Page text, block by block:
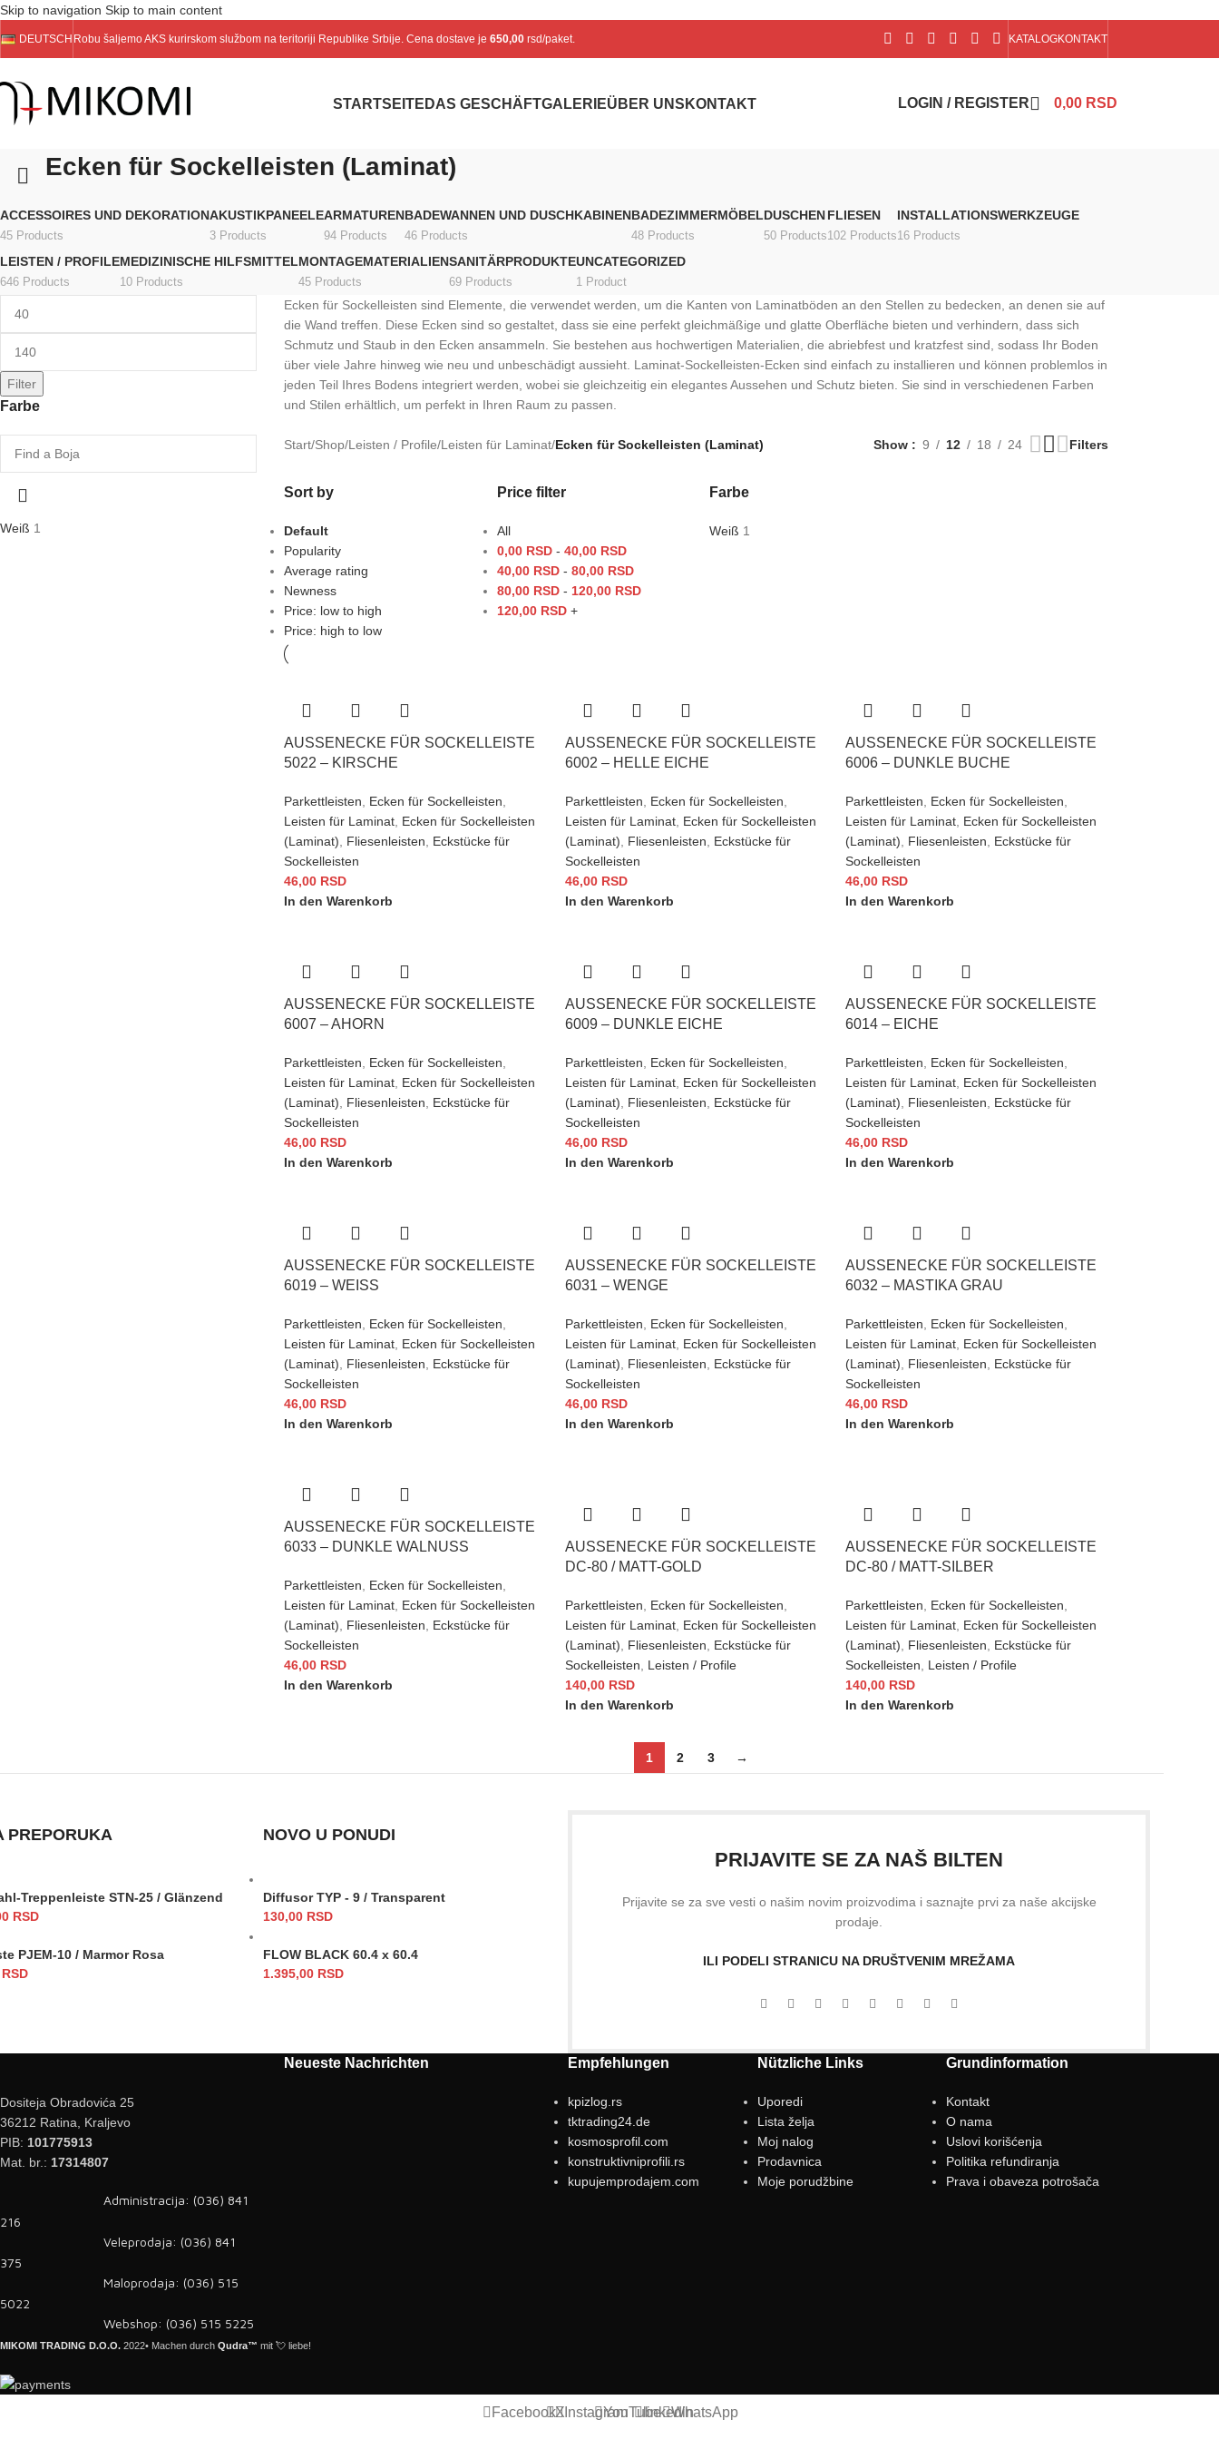
Skip to navigation Skip to main content
DEUTSCH Robu šaljemoAKSkurirskom službom na teritoriji Republike Srbije. Cena dostave je 650,00rsd/paket. KATALOGKONTAKT
STARTSEITE DAS GESCHÄFTGALERIEÜBER UNS KONTAKT LOGIN / REGISTER 0,00 RSD
Ecken für Sockelleisten (Laminat)
ACCESSOIRES UND DEKORATION
45 Products
AKUSTIKPANEELE
3 Products
ARMATUREN
94 Products
BADEWANNEN UND DUSCHKABINEN
46 Products
BADEZIMMERMÖBEL
48 Products
DUSCHEN
50 Products
FLIESEN
102 Products
INSTALLATIONSWERKZEUGE
16 Products
LEISTEN / PROFILE
646 Products
MEDIZINISCHE HILFSMITTEL
10 Products
MONTAGEMATERIALIEN
45 Products
SANITÄRPRODUKTE
69 Products
UNCATEGORIZED
1 Product
Filter
Farbe
Weiß 1
Ecken für Sockelleisten sind Elemente, die verwendet werden, um die Kanten von Laminatböden an den Stellen zu bedecken, an denen sie auf
die Wand treffen. Diese Ecken sind so gestaltet, dass sie eine perfekt gleichmäßige und glatte Oberfläche bieten und verhindern, dass sich
Schmutz und Staub in den Ecken ansammeln. Sie bestehen aus hochwertigen Materialien, die abriebfest und kratzfest sind, sodass Ihr Boden
über viele Jahre hinweg wie neu und unbeschädigt aussieht. Laminat-Sockelleisten-Ecken sind einfach zu installieren und können problemlos in
jeden Teil Ihres Bodens integriert werden, wobei sie gleichzeitig ein elegantes Aussehen und Schutz bieten. Sie sind in verschiedenen Farben
und Stilen erhältlich, um perfekt in Ihren Raum zu passen.
Start/Shop/Leisten / Profile/Leisten für Laminat/Ecken für Sockelleisten (Laminat) Show 9 12 18 24 Filters
Sort by
Default
Popularity
Average rating
Newness
Price: low to high
Price: high to low
Price filter
All
0,00 RSD- 40,00 RSD
40,00 RSD- 80,00 RSD
80,00 RSD- 120,00 RSD
120,00 RSD+
Farbe
Weiß 1
AUSSENECKE FÜR SOCKELLEISTE 5
022 – KIRSCHE
Parkettleisten Ecken für Sockelleisten
Leisten für Laminat, Ecken für Sockelleisten
(Laminat)
Fliesenleisten
Eckstücke für
Sockelleisten
46,00 RSD
In den Warenkorb
AUSSENECKE FÜR SOCKELLEISTE 6
002 – HELLE EICHE
Parkettleisten Ecken für Sockelleisten
Leisten für Laminat, Ecken für Sockelleisten
(Laminat)
Fliesenleisten
Eckstücke für
Sockelleisten
46,00 RSD
In den Warenkorb
AUSSENECKE FÜR SOCKELLEISTE 6
006 – DUNKLE BUCHE
Parkettleisten Ecken für Sockelleisten
Leisten für Laminat Ecken für Sockelleisten
(Laminat)
Fliesenleisten
Eckstücke für
Sockelleisten
46,00 RSD
In den Warenkorb
AUSSENECKE FÜR SOCKELLEISTE 6
007 – AHORN
Parkettleisten Ecken für Sockelleisten
Leisten für Laminat, Ecken für Sockelleisten
(Laminat)
Fliesenleisten
Eckstücke für
Sockelleisten
46,00 RSD
In den Warenkorb
AUSSENECKE FÜR SOCKELLEISTE 6
009 – DUNKLE EICHE
Parkettleisten Ecken für Sockelleisten
Leisten für Laminat, Ecken für Sockelleisten
(Laminat)
Fliesenleisten
Eckstücke für
Sockelleisten
46,00 RSD
In den Warenkorb
AUSSENECKE FÜR SOCKELLEISTE 6
014 – EICHE
Parkettleisten Ecken für Sockelleisten
Leisten für Laminat Ecken für Sockelleisten
(Laminat)
Fliesenleisten
Eckstücke für
Sockelleisten
46,00 RSD
In den Warenkorb
AUSSENECKE FÜR SOCKELLEISTE 6
019 – WEISS
Parkettleisten Ecken für Sockelleisten
Leisten für Laminat, Ecken für Sockelleisten
(Laminat)
Fliesenleisten
Eckstücke für
Sockelleisten
46,00 RSD
In den Warenkorb
AUSSENECKE FÜR SOCKELLEISTE 6
031 – WENGE
Parkettleisten Ecken für Sockelleisten
Leisten für Laminat, Ecken für Sockelleisten
(Laminat)
Fliesenleisten
Eckstücke für
Sockelleisten
46,00 RSD
In den Warenkorb
AUSSENECKE FÜR SOCKELLEISTE 6
032 – MASTIKA GRAU
Parkettleisten Ecken für Sockelleisten
Leisten für Laminat Ecken für Sockelleisten
(Laminat)
Fliesenleisten
Eckstücke für
Sockelleisten
46,00 RSD
In den Warenkorb
AUSSENECKE FÜR SOCKELLEISTE 6
033 – DUNKLE WALNUSS
Parkettleisten Ecken für Sockelleisten
Leisten für Laminat, Ecken für Sockelleisten
(Laminat)
Fliesenleisten
Eckstücke für
Sockelleisten
46,00 RSD
In den Warenkorb
AUSSENECKE FÜR SOCKELLEISTE D
C-80 / MATT-GOLD
Parkettleisten Ecken für Sockelleisten
Leisten für Laminat, Ecken für Sockelleisten
(Laminat)
Fliesenleisten
Eckstücke für
Sockelleisten
Leisten / Profile
140,00 RSD
In den Warenkorb
AUSSENECKE FÜR SOCKELLEISTE D
C-80 / MATT-SILBER
Parkettleisten Ecken für Sockelleisten
Leisten für Laminat Ecken für Sockelleisten
(Laminat)
Fliesenleisten
Eckstücke für
Sockelleisten
Leisten / Profile
140,00 RSD
In den Warenkorb
1 2 3 →
PREPORUKA
Treppenleiste STN-25 / Glänzend
RSD
PJEM-10 / Marmor Rosa
RSD
NOVO U PONUDI
Diffusor TYP - 9 / Transparent
130,00 RSD
FLOW BLACK 60.4 x 60.4
1.395,00 RSD
PRIJAVITE SE ZA NAŠ BILTEN
Prijavite se za sve vesti o našim novim proizvodima i saznajte prvi za naše akcijske
prodaje.
ILI PODELI STRANICU NA DRUŠTVENIM MREŽAMA
Dositeja Obradovića 25
36212 Ratina, Kraljevo
PIB: 101775913
Mat. br.: 17314807
Administracija: (036) 841
216
Veleprodaja: (036) 841
375
Maloprodaja: (036) 515
5022
Webshop: (036) 515 5225
Neueste Nachrichten Empfehlungen
kpizlog.rs
tktrading24.de
kosmosprofil.com
konstruktivniprofili.rs
kupujemprodajem.com
Nützliche Links
Uporedi
Lista želja
Moj nalog
Prodavnica
Moje porudžbine
Grundinformation
Kontakt
O nama
Uslovi korišćenja
Politika refundiranja
Prava i obaveza potrošača
MIKOMI TRADING D.O.O. 2022• Machen durch Qudra™ mit 💘 liebe!
FacebookX InstagramYouTubelinkedinWhatsApp